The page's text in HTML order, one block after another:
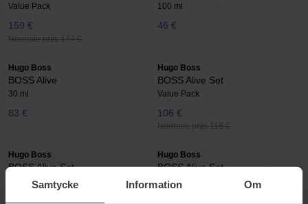
Samtycke Information Om
Value Pack
159 €
Normale prijs 177 €
100 ml
46 €
Hugo Boss
BOSS Alive
30 ml
83 €
Hugo Boss
BOSS Alive Set
Value Pack
106 €
Normale prijs 118 €
Hugo Boss
BOSS Alive Set
Value Pack
112 €
Hugo Boss
BOSS Alive Set
Value Pack